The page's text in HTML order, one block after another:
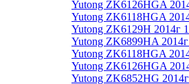
Yutong ZK6126HGA
Yutong ZK6118HGA
Yutong ZK6129H 2014г
Yutong ZK6899HA
Yutong ZK6118HGA
Yutong ZK6126HGA
Yutong ZK6852HG